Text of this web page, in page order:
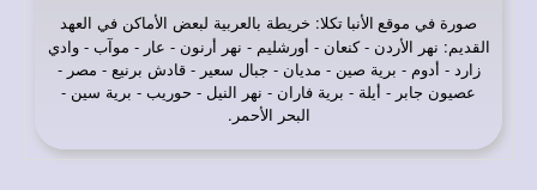
صورة في موقع الأنبا تكلا: خريطة بالعربية لبعض الأماكن في العهد
القديم: نهر الأردن - كنعان - أورشليم - نهر أرنون - عار - موآب - وادي
زارد - أدوم - برية صين - مديان - جبال سعير - قادش برنيع - مصر -
عصيون جابر - أيلة - برية فاران - نهر النيل - حوريب - برية سين -
البحر الأحمر.